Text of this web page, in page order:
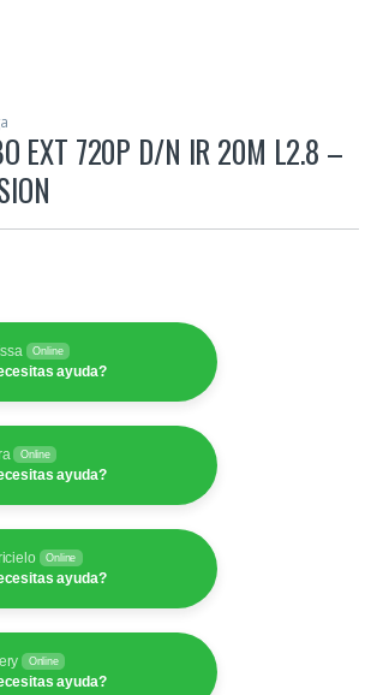
EXT 720P D/N IR 20M L2.8 –
Online
ayuda?
Online
ayuda?
Online
ayuda?
Online
ayuda?